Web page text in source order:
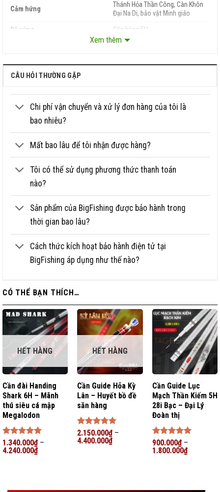
Cảm hứng
Thánh Hỏa Thần Công, Càn Khôn
Đại Na Di, bảo vật Minh giáo
Độ cứng
Săn hàng 5H
Size
Độ tải tĩnh
4.000 gram
Chế độ hậu mãi, bảo hành
Miễn phí thay 2 lóng trong 2 năm
Xem thêm
CÂU HỎI THƯỜNG GẶP
Chi phí vận chuyển và xử lý đơn hàng của tôi là
bao nhiêu?
Mất bao lâu để tôi nhận được hàng?
Tôi có thể sử dụng phương thức thanh toán
nào?
Sản phẩm của BigFishing được bảo hành trong
thời gian bao lâu?
Cách thức kích hoạt bảo hành điện tử tại
BigFishing áp dụng như thế nào?
CÓ THỂ BẠN THÍCH…
HẾT HÀNG
Cần đài Handing
Shark 6H – Mãnh
thú siêu cá mập
Megalodon
Được xếp
hạng 55
1.340.000₫–
4.240.000₫
HẾT HÀNG
Cần Guide Hỏa Kỳ
Lân – Huyết bồ đề
săn hàng
Được xếp
hạng 55
2.150.000₫–
4.400.000₫
Cần Guide Lục
Mạch Thần Kiếm 5H
28i Bạc – Đại Lý
Đoàn thị
Được xếp
hạng 55
900.000₫–
1.800.000₫